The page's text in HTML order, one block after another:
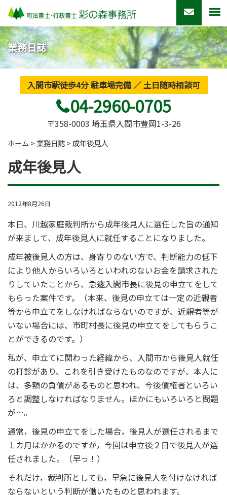
業務日誌
入間市駅徒歩4分 駐車場完備 ／ 土日随時相談可
04-2960-0705
〒358-0003 埼玉県入間市豊岡1-3-26
ホーム >業務日誌> 成年後見人
成年後見人
2012年8月26日
本日、川越家庭裁判所から成年後見人に選任した旨の通知
が来まして、成年後見人に就任することになりました。
成年被後見人の方は、身寄りのない方で、判断能力の低下
により他人からいろいろといわれのないお金を請求された
りしていたことから、急遽入間市長に後見の申立てをして
もらった案件です。（本来、後見の申立ては一定の近親者
等から申立てをしなければならないのですが、近親者等が
いない場合には、市町村長に後見の申立てをしてもらうこ
とができるのです。）
私が、申立てに関わった経緯から、入間市から後見人就任
の打診があり、これを引き受けたものなのですが、本人に
は、多額の負債があるものと思われ、今後債権者といろい
ろと調整しなければなりません。ほかにもいろいろと問題
が…。
通常，後見の申立てをした場合，後見人が選任されるまで
１カ月はかかるのですが，今回は申立後２日で後見人が選
任されました。（早っ！）
それだけ，裁判所としても，早急に後見人を付けなければ
ならないという判断が働いたものと思われます。